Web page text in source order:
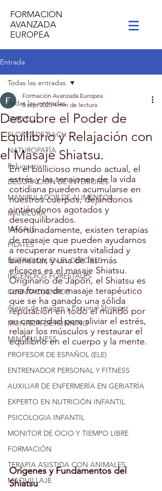
FORMACION
AVANZADA
EUROPEA
Entrada
Todas las entradas
EMPLEO
FLORES DE BACH
NATUROPATÍA
Peluqueria
DECORACIÓN DE INTERIORES
MANIPULADOR DE ALIMENTOS
MANICURA
MASAJE
PILATES
NUTRICION EN EL DEPORTE
INCENDIOS FORESTALES
CUENTACUENTOS
Asesor de imagen y Personal Shopper
MONITOR DE RUNNING
MINDFULNESS
PROFESOR DE ESPAÑOL (ELE)
ENTRENADOR PERSONAL Y FITNESS
AUXILIAR DE ENFERMERÍA EN GERIATRÍA
EXPERTO EN NUTRICIÓN INFANTIL
PSICOLOGIA INFANTIL
MONITOR DE OCIO Y TIEMPO LIBRE
FORMACIÓN
TERAPIA ASISTIDA CON ANIMALES
MAQUILLAJE
Todas las entradas
Descubre el Poder de
Equilibrio y Relajación con
el Masaje Shiatsu.
Formación Avanzada Europea
5 sept 2023 4 min de lectura
En el bullicioso mundo actual, el
estrés y las tensiones de la vida
cotidiana pueden acumularse en
nuestros cuerpos, dejándonos
sintiéndonos agotados y
desequilibrados.
Afortunadamente, existen terapias
de masaje que pueden ayudarnos
a recuperar nuestra vitalidad y
bienestar, y una de las más
eficaces es el masaje Shiatsu.
Originario de Japón, el Shiatsu es
una forma de masaje terapéutico
que se ha ganado una sólida
reputación en todo el mundo por
su capacidad para aliviar el estrés,
relajar los músculos y restaurar el
equilibrio en el cuerpo y la mente.
Orígenes y Fundamentos del
Shiatsu